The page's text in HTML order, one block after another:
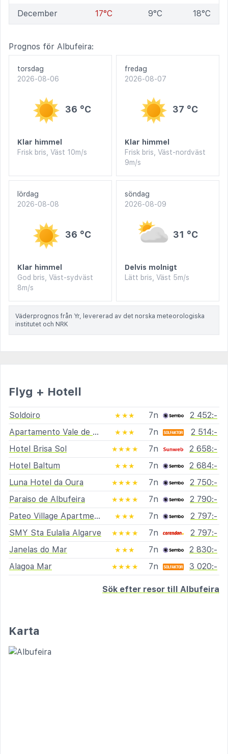
December 17°C 9°C 18°C
Prognos för Albufeira:
torsdag
2026-08-06
36 °C
Klar himmel
Frisk bris, Väst 10m/s
fredag
2026-08-07
37 °C
Klar himmel
Frisk bris, Väst-nordväst
9m/s
lördag
2026-08-08
36 °C
Klar himmel
God bris, Väst-sydväst
8m/s
söndag
2026-08-09
31 °C
Delvis molnigt
Lätt bris, Väst 5m/s
Väderprognos från Yr, levererad av det norska meteorologiska
institutet och NRK
Flyg + Hotell
Soldoiro ★★★ 7n
2 452:-
Apartamento Vale de Carros
★★★ 7n
2 514:-
Hotel Brisa Sol
★★★★ 7n
2 658:-
Hotel Baltum
★★★ 7n
2 684:-
Luna Hotel da Oura
★★★★ 7n
2 750:-
Paraiso de Albufeira
★★★★ 7n
2 790:-
Pateo Village Apartments
★★★ 7n
2 797:-
SMY Sta Eulalia Algarve
★★★★ 7n
2 797:-
Janelas do Mar
★★★ 7n
2 830:-
Alagoa Mar
★★★★ 7n 3 020:-
Sök efter resor till Albufeira
Karta